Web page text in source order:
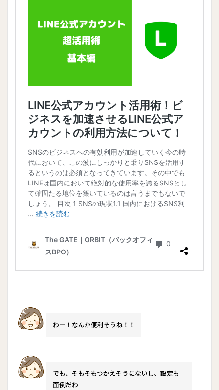
わー！なんか便利そうね！！
でも、そもそもつかえそうにないし、設定も
面倒だわ